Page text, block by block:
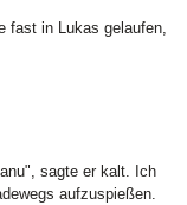
fast in Lukas gelaufen,
sagte er kalt. Ich
aufzuspießen.